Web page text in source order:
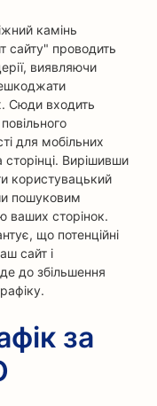
камінь
сайту" проводить
виявляючи
Сюди входить
для мобільних
сторінці. Вирішивши
користувацький
пошуковим
ваших сторінок.
що потенційні
сайт і
до збільшення
за